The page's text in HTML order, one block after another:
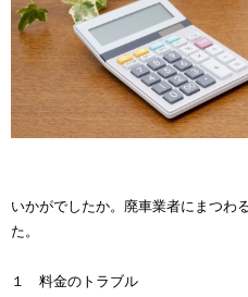
いかがでしたか。廃車業者にまつわ
た。
１ 料金のトラブル